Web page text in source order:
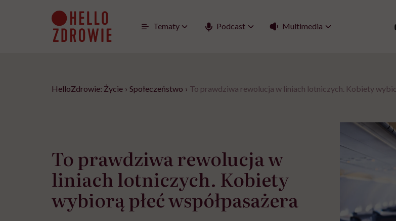
Tematy Podcast Multimedia
HelloZdrowie: Życie › Społeczeństwo › To prawdziwa rewolucja w liniach lotniczych. Kobiety
To prawdziwa rewolucja w
liniach lotniczych. Kobiety
wybiorą płeć współpasażera